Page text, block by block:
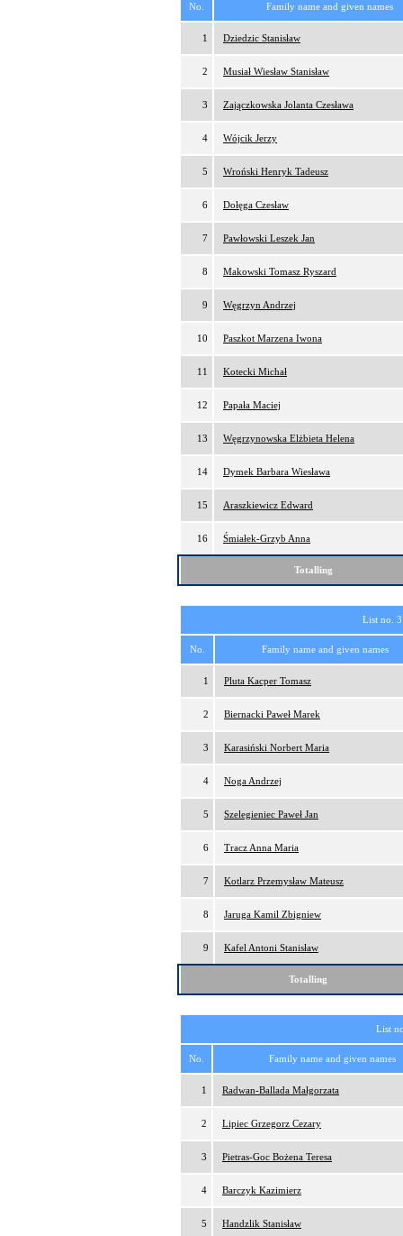
No. Family name and given names
1 Dziedzic Stanisław
2 Musiał Wiesław Stanisław
3 Zajączkowska Jolanta Czesława
4 Wójcik Jerzy
5 Wroński Henryk Tadeusz
6 Dołęga Czesław
7 Pawłowski Leszek Jan
8 Makowski Tomasz Ryszard
9 Węgrzyn Andrzej
10 Paszkot Marzena Iwona
11 Kotecki Michał
12 Papała Maciej
13 Węgrzynowska Elżbieta Helena
14 Dymek Barbara Wiesława
15 Araszkiewicz Edward
16 Śmiałek-Grzyb Anna
Totalling
List no.
No. Family name and given names
1 Pluta Kacper Tomasz
2 Biernacki Paweł Marek
3 Karasiński Norbert Maria
4 Noga Andrzej
5 Szelegieniec Paweł Jan
6 Tracz Anna Maria
7 Kotlarz Przemysław Mateusz
8 Jaruga Kamil Zbigniew
9 Kafel Antoni Stanisław
Totalling
List
No. Family name and given names
1 Radwan-Ballada Małgorzata
2 Lipiec Grzegorz Cezary
3 Pietras-Goc Bożena Teresa
4 Barczyk Kazimierz
5 Handzlik Stanisław